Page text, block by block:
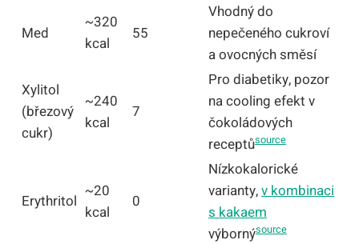
Med
~320
kcal
55
Vhodný do
nepečeného cukroví
a ovocných směsí
Xylitol
(březový
cukr)
~240
kcal
7
Pro diabetiky, pozor
na cooling efekt v
čokoládových
receptůsource
Erythritol
~20
kcal
0
Nízkokalorické
varianty,v kombinaci
s kakaem
výbornýsource